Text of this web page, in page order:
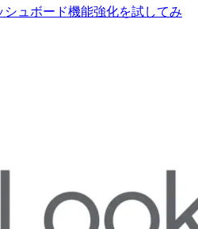
ュボード機能強化を試してみ